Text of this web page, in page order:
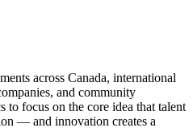
across Canada, international
and community
to focus on the core idea that talent
— and innovation creates a